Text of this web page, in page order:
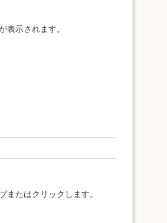
表示されます。
またはクリックします。